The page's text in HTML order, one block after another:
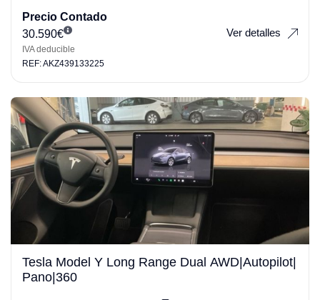
Precio Contado
30.590€
IVA deducible
Ver detalles
REF: AKZ439133225
Tesla Model Y Long Range Dual AWD|Autopilot|
Pano|360